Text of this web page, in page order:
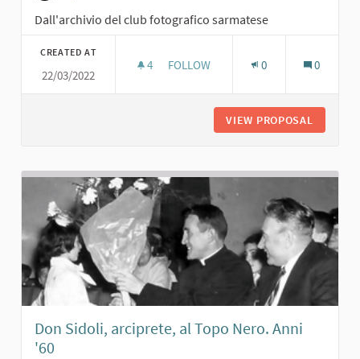
Dall'archivio del club fotografico sarmatese
CREATED AT
22/03/2022
4 4 FOLLOWERS
FOLLOW 0 0
VIEW PROPOSAL
Don Sidoli, arciprete, al Topo Nero. Anni
'60